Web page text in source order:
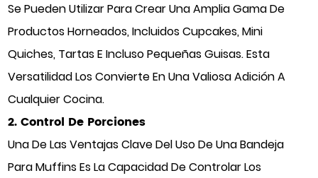
Se Pueden Utilizar Para Crear Una Amplia Gama De
Productos Horneados, Incluidos Cupcakes, Mini
Quiches, Tartas E Incluso Pequeñas Guisas. Esta
Versatilidad Los Convierte En Una Valiosa Adición A
Cualquier Cocina.
2. Control De Porciones
Una De Las Ventajas Clave Del Uso De Una Bandeja
Para Muffins Es La Capacidad De Controlar Los